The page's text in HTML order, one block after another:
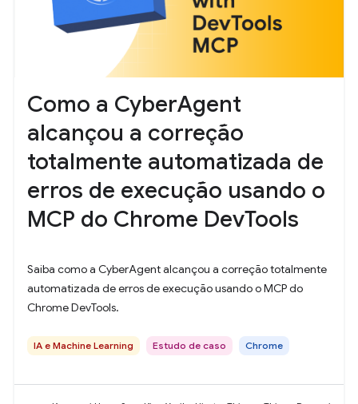
Como a CyberAgent
alcançou a correção
totalmente automatizada de
erros de execução usando o
MCP do Chrome DevTools
Saiba como a CyberAgent alcançou a correção totalmente
automatizada de erros de execução usando o MCP do
Chrome DevTools.
IA e Machine Learning Estudo de caso Chrome